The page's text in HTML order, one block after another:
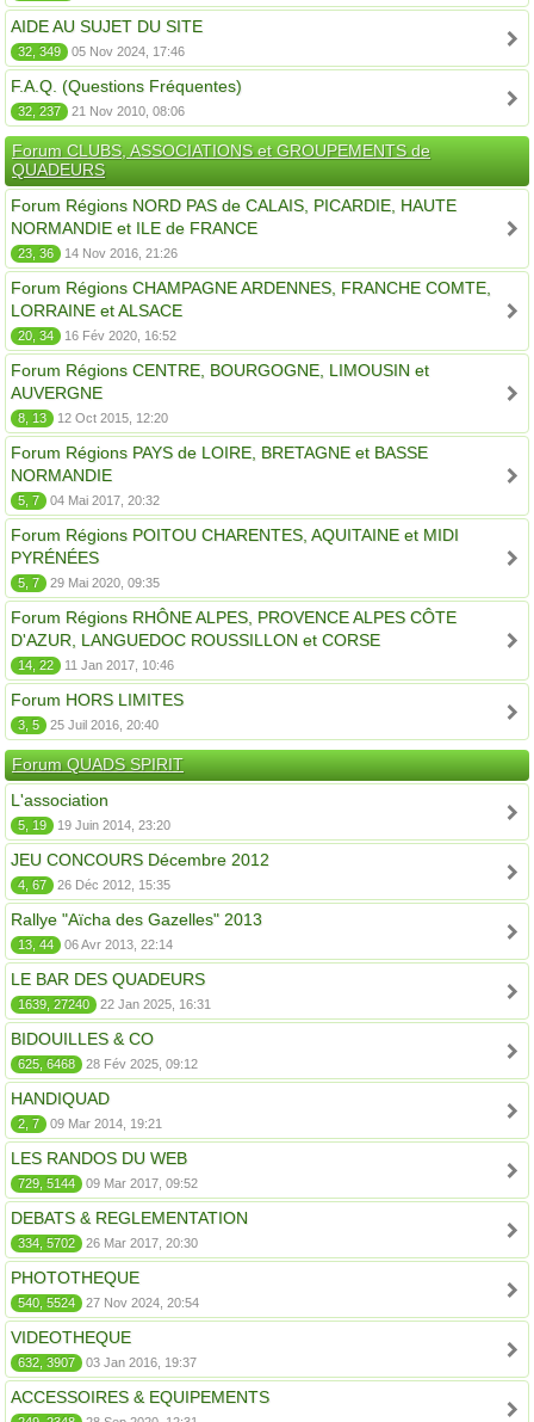
AIDE AU SUJET DU SITE
32, 349 05 Nov 2024, 17:46
F.A.Q. (Questions Fréquentes)
32, 237 21 Nov 2010, 08:06
Forum CLUBS, ASSOCIATIONS et GROUPEMENTS de
QUADEURS
Forum Régions NORD PAS de CALAIS, PICARDIE, HAUTE
NORMANDIE et ILE de FRANCE
23, 36 14 Nov 2016, 21:26
Forum Régions CHAMPAGNE ARDENNES, FRANCHE COMTE,
LORRAINE et ALSACE
20, 34 16 Fév 2020, 16:52
Forum Régions CENTRE, BOURGOGNE, LIMOUSIN et
AUVERGNE
8, 13 12 Oct 2015, 12:20
Forum Régions PAYS de LOIRE, BRETAGNE et BASSE
NORMANDIE
5, 7 04 Mai 2017, 20:32
Forum Régions POITOU CHARENTES, AQUITAINE et MIDI
PYRÉNÉES
5, 7 29 Mai 2020, 09:35
Forum Régions RHÔNE ALPES, PROVENCE ALPES CÔTE
D'AZUR, LANGUEDOC ROUSSILLON et CORSE
14, 22 11 Jan 2017, 10:46
Forum HORS LIMITES
3, 5 25 Juil 2016, 20:40
Forum QUADS SPIRIT
L'association
5, 19 19 Juin 2014, 23:20
JEU CONCOURS Décembre 2012
4, 67 26 Déc 2012, 15:35
Rallye "Aïcha des Gazelles" 2013
13, 44 06 Avr 2013, 22:14
LE BAR DES QUADEURS
1639, 27240 22 Jan 2025, 16:31
BIDOUILLES & CO
625, 6468 28 Fév 2025, 09:12
HANDIQUAD
2, 7 09 Mar 2014, 19:21
LES RANDOS DU WEB
729, 5144 09 Mar 2017, 09:52
DEBATS & REGLEMENTATION
334, 5702 26 Mar 2017, 20:30
PHOTOTHEQUE
540, 5524 27 Nov 2024, 20:54
VIDEOTHEQUE
632, 3907 03 Jan 2016, 19:37
ACCESSOIRES & EQUIPEMENTS